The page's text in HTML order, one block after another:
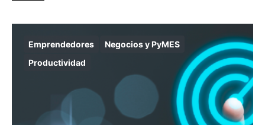
Emprendedores
Negocios y PyMES
Productividad